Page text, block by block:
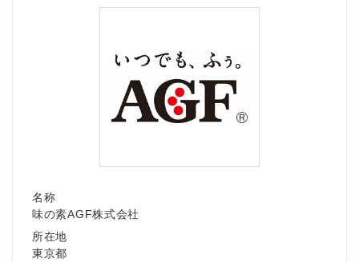
名称
味の素AGF株式会社
所在地
東京都